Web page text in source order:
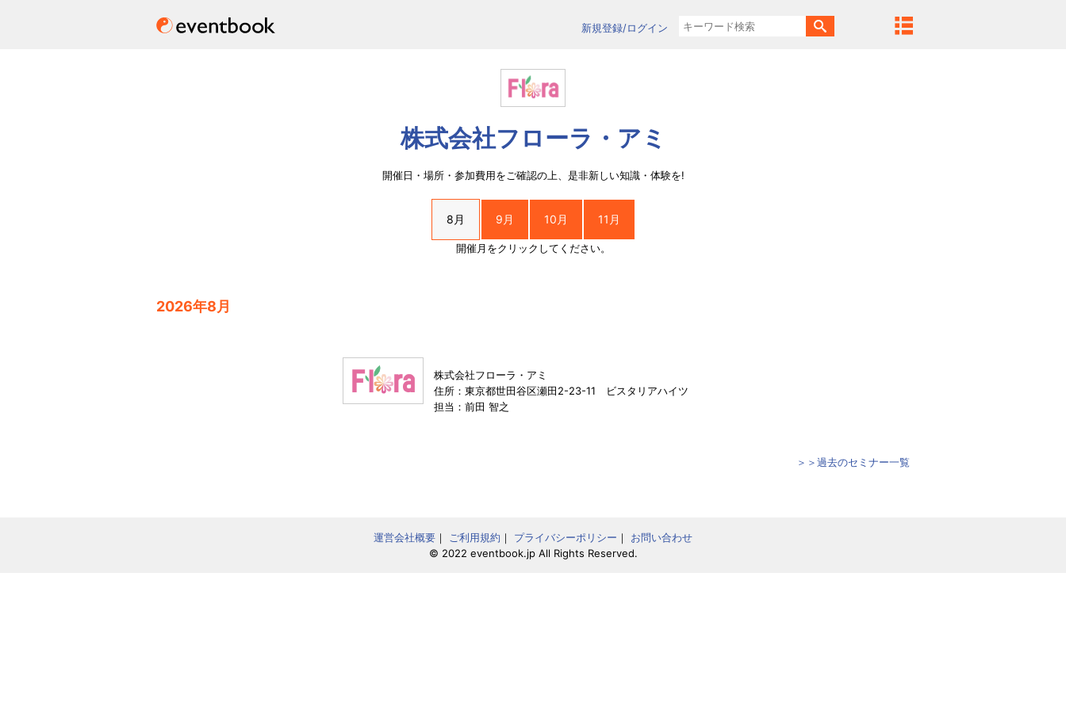
新規登録/ログイン
株式会社フローラ・アミ
開催日・場所・参加費用をご確認の上、是非新しい知識・体験を!
8月 9月 10月 11月
開催月をクリックしてください。
2026年8月
株式会社フローラ・アミ
住所：東京都世田谷区瀬田2-23-11 ビスタリアハイツ
担当：前田 智之
＞＞過去のセミナー一覧
運営会社概要 ｜ ご利用規約 ｜ プライバシーポリシー ｜ お問い合わせ
© 2022 eventbook.jp All Rights Reserved.